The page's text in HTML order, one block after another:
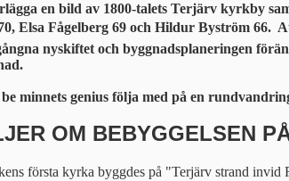
en bild av 1800-talets Terjärv kyrkby
Elsa Fågelberg 69 och Hildur Byström 66.
nyskiftet och byggnadsplaneringen
minnets genius följa med på en
OM BEBYGGELSEN
första kyrka byggdes på "Terjärv strand